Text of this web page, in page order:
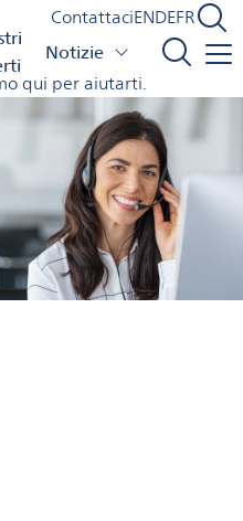
ContattaciENDEFR
Notizie
o stia esplorando le nostre
qui per aiutarti.